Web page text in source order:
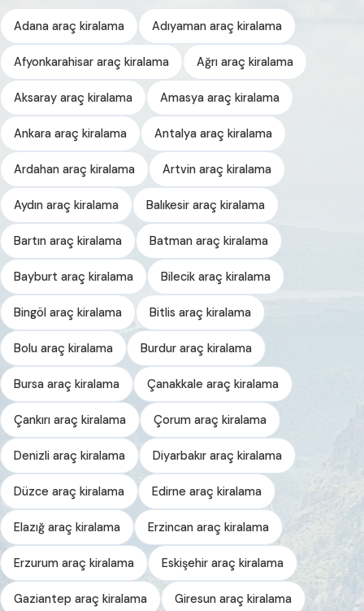
Adana araç kiralama Adıyaman araç kiralama
Afyonkarahisar araç kiralama Ağrı araç kiralama
Aksaray araç kiralama Amasya araç kiralama
Ankara araç kiralama Antalya araç kiralama
Ardahan araç kiralama Artvin araç kiralama
Aydın araç kiralama Balıkesir araç kiralama
Bartın araç kiralama Batman araç kiralama
Bayburt araç kiralama Bilecik araç kiralama
Bingöl araç kiralama Bitlis araç kiralama
Bolu araç kiralama Burdur araç kiralama
Bursa araç kiralama Çanakkale araç kiralama
Çankırı araç kiralama Çorum araç kiralama
Denizli araç kiralama Diyarbakır araç kiralama
Düzce araç kiralama Edirne araç kiralama
Elazığ araç kiralama Erzincan araç kiralama
Erzurum araç kiralama Eskişehir araç kiralama
Gaziantep araç kiralama Giresun araç kiralama